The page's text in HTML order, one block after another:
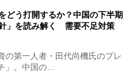
どう打開するか？中国の下半期
」を読み解く 需要不足対策
第一人者・田代尚機氏のプレ
」。中国の…